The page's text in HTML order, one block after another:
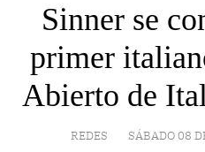
Sinner se
primer
Abierto de
REDES SÁBADO 08